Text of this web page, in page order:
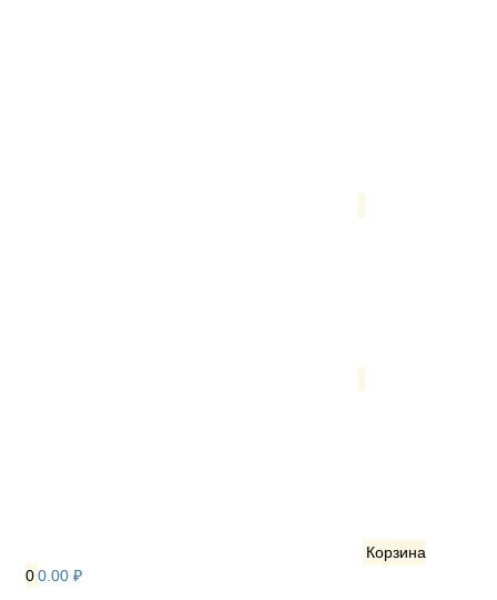
Корзина
00.00 ₽